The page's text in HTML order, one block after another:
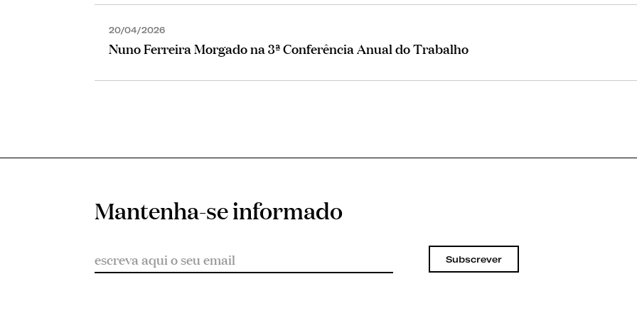
20/04/2026
Nuno Ferreira Morgado na 3ª Conferência Anual do Trabalho
Mantenha-se informado
Subscrever